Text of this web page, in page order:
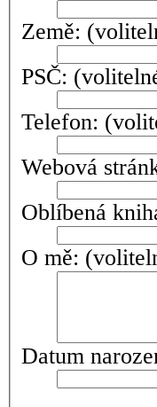
Země:
PSČ:
Telefon:
Webová
Oblíbená
O mě:
Datum